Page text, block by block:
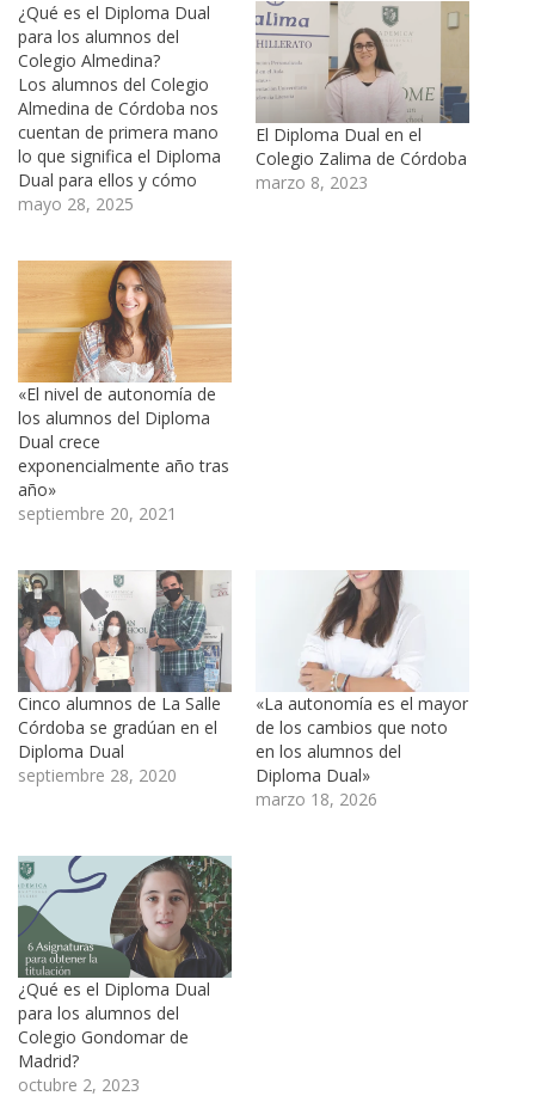
¿Qué es el Diploma Dual
para los alumnos del
Colegio Almedina?
Los alumnos del Colegio
Almedina de Córdoba nos
cuentan de primera mano
lo que significa el Diploma
Dual para ellos y cómo
están viviendo esta
de convalidación
internacional de títulos de
Bachillerato creado y
desarrollado por
Academica, que permite a
los alumnos…
mayo 28, 2025
El Diploma Dual en el
Colegio Zalima de Córdoba
marzo 8, 2023
«El nivel de autonomía de
los alumnos del Diploma
Dual crece
exponencialmente año tras
año»
septiembre 20, 2021
Cinco alumnos de La Salle
Córdoba se gradúan en el
Diploma Dual
septiembre 28, 2020
«La autonomía es el mayor
de los cambios que noto
en los alumnos del
Diploma Dual»
marzo 18, 2026
¿Qué es el Diploma Dual
para los alumnos del
Colegio Gondomar de
Madrid?
octubre 2, 2023